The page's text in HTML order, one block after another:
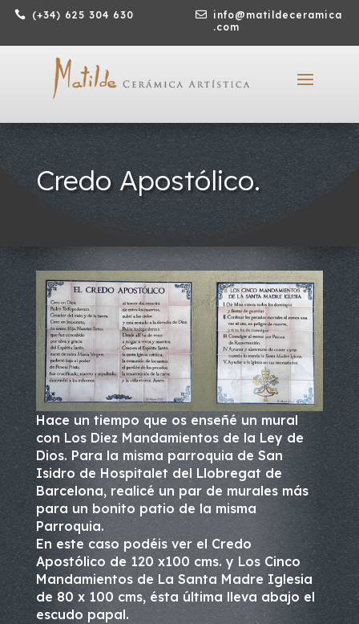
 (+34) 625 304 630 
info@matildeceramica
.com
Credo Apostólico.
Hace un tiempo que os enseñé un mural
con Los Diez Mandamientos de la Ley de
Dios. Para la misma parroquia de San
Isidro de Hospitalet del Llobregat de
Barcelona, realicé un par de murales más
para un bonito patio de la misma
Parroquia.
En este caso podéis ver el Credo
Apostólico de 120 x100 cms. y Los Cinco
Mandamientos de La Santa Madre Iglesia
de 80 x 100 cms, ésta última lleva abajo el
escudo papal.